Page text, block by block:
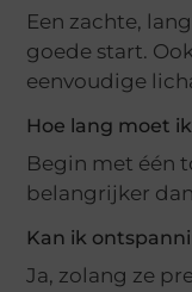
Een zachte,
goede start.
eenvoudige
Hoe lang moet
Begin met één
belangrijker
Kan ik
Ja, zolang ze